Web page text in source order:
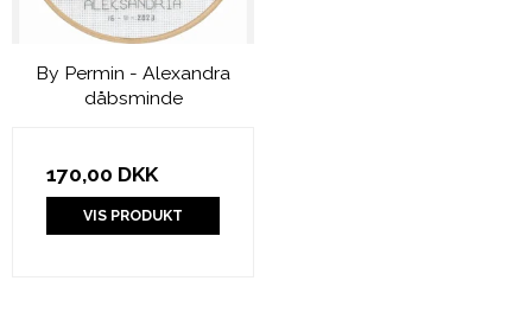
By Permin - Alexandra
dåbsminde
170,00 DKK
VIS PRODUKT